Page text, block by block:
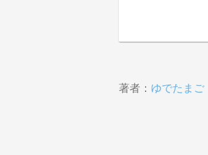
著者： ゆでたまご